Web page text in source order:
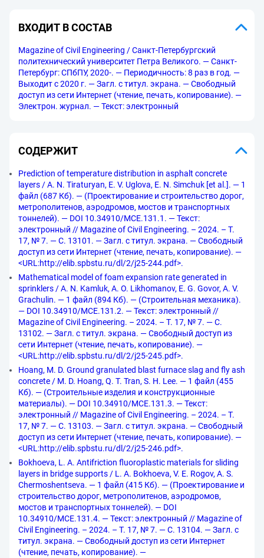
ВХОДИТ В СОСТАВ
Magazine of Civil Engineering / Санкт-Петербургский
политехнический университет Петра Великого. — Санкт-
Петербург: СПбПУ, 2020-. — Периодичность: 8 раз в год. —
Выходит с 2020 г. — Загл. с титул. экрана. — Свободный
доступ из сети Интернет (чтение, печать, копирование). —
Электрон. журнал. — Текст: электронный
СОДЕРЖИТ
Prediction of temperature distribution in asphalt concrete
layers / A. N. Tiraturyan, E. V. Uglova, E. N. Simchuk [et al.]. — 1
файл (687 Кб). — (Проектирование и строительство дорог,
метрополитенов, аэродромов, мостов и транспортных
тоннелей). — DOI 10.34910/MCE.131.1. — Текст:
электронный // Magazine of Civil Engineering. – 2024. – Т.
17, № 7. — С. 13101. — Загл. с титул. экрана. — Свободный
доступ из сети Интернет (чтение, печать, копирование). —
<URL:http://elib.spbstu.ru/dl/2/j25-244.pdf>.
Mathematical model of foam expansion rate generated in
sprinklers / A. N. Kamluk, A. O. Likhomanov, E. G. Govor, A. V.
Grachulin. — 1 файл (894 Кб). — (Строительная механика).
— DOI 10.34910/MCE.131.2. — Текст: электронный //
Magazine of Civil Engineering. – 2024. – Т. 17, № 7. — С.
13102. — Загл. с титул. экрана. — Свободный доступ из
сети Интернет (чтение, печать, копирование). —
<URL:http://elib.spbstu.ru/dl/2/j25-245.pdf>.
Hoang, M. D. Ground granulated blast furnace slag and fly ash
concrete / M. D. Hoang, Q. T. Tran, S. H. Lee. — 1 файл (455
Кб). — (Строительные изделия и конструкционные
материалы). — DOI 10.34910/MCE.131.3. — Текст:
электронный // Magazine of Civil Engineering. – 2024. – Т.
17, № 7. — С. 13103. — Загл. с титул. экрана. — Свободный
доступ из сети Интернет (чтение, печать, копирование). —
<URL:http://elib.spbstu.ru/dl/2/j25-246.pdf>.
Bokhoeva, L. A. Antifriction fluoroplastic materials for sliding
layers in bridge supports / L. A. Bokhoeva, V. E. Rogov, A. S.
Chermoshentseva. — 1 файл (415 Кб). — (Проектирование и
строительство дорог, метрополитенов, аэродромов,
мостов и транспортных тоннелей). — DOI
10.34910/MCE.131.4. — Текст: электронный // Magazine of
Civil Engineering. – 2024. – Т. 17, № 7. — С. 13104. — Загл. с
титул. экрана. — Свободный доступ из сети Интернет
(чтение, печать, копирование). —